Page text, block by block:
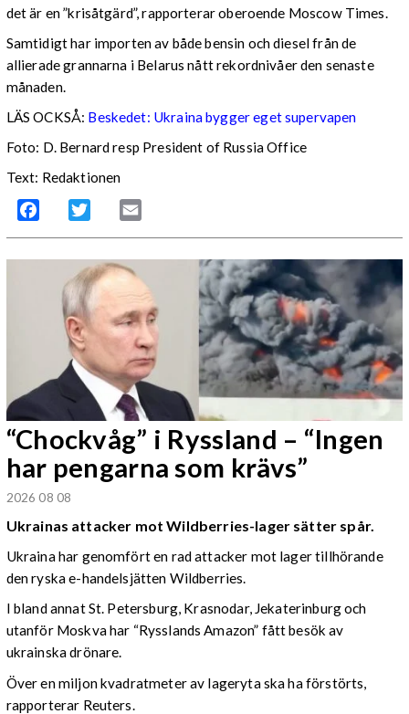
det är en ”krisåtgärd”, rapporterar oberoende Moscow Times.
Samtidigt har importen av både bensin och diesel från de
allierade grannarna i Belarus nått rekordnivåer den senaste
månaden.
LÄS OCKSÅ: Beskedet: Ukraina bygger eget supervapen
Foto: D. Bernard resp President of Russia Office
Text: Redaktionen
Facebook Twitter
“Chockvåg” i Ryssland – “Ingen
har pengarna som krävs”
2026 08 08
Ukrainas attacker mot Wildberries-lager sätter spår.
Ukraina har genomfört en rad attacker mot lager tillhörande
den ryska e-handelsjätten Wildberries.
I bland annat St. Petersburg, Krasnodar, Jekaterinburg och
utanför Moskva har “Rysslands Amazon” fått besök av
ukrainska drönare.
Över en miljon kvadratmeter av lageryta ska ha förstörts,
rapporterar Reuters.